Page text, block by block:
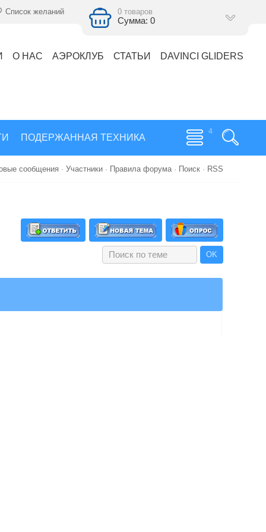
Список желаний 0 товаров
Сумма: 0
О НАС АЭРОКЛУБ СТАТЬИ DAVINCI GLIDERS
ПОДЕРЖАННАЯ ТЕХНИКА
сообщения · Участники · Правила форума· Поиск · RSS